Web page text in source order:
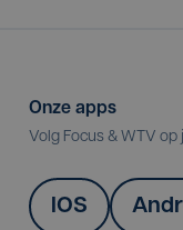
Onze apps
Volg Focus & WTV
IOS